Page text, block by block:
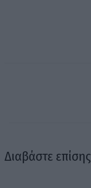
Διαβάστε επίσης